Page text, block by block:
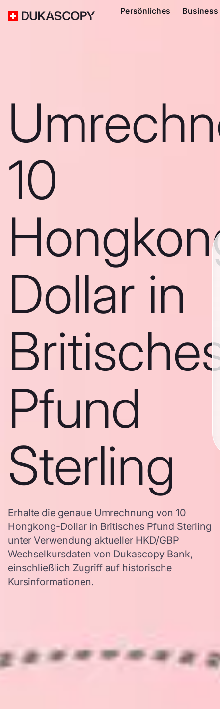
Persönliches Business
10
Dollar in
Pfund
Sterling
Erhalte die genaue Umrechnung von 10
Hongkong-Dollar in Britisches Pfund Sterling
unter Verwendung aktueller HKD/GBP
Wechselkursdaten von Dukascopy Bank,
einschließlich Zugriff auf historische
Kursinformationen.